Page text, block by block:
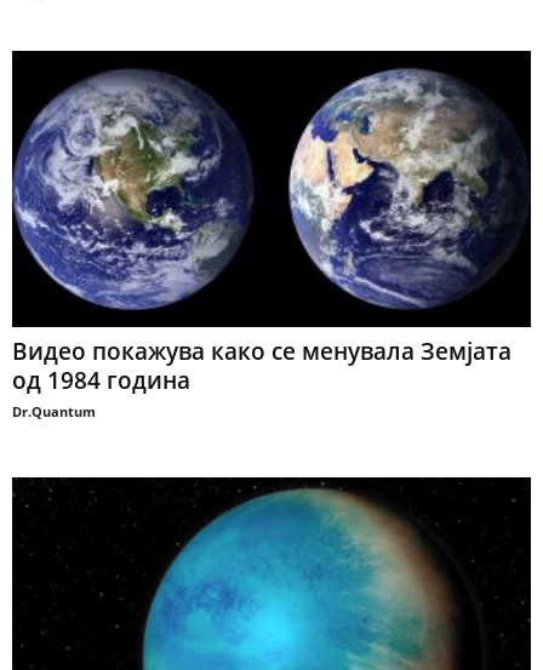
Видео покажува како се менувала Земјата
од 1984 година
Dr.Quantum